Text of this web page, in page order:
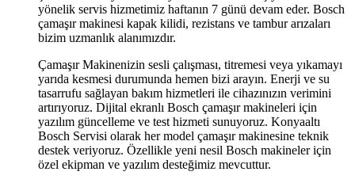
yönelik servis hizmetimiz haftanın 7 günü devam eder. Bosch
çamaşır makinesi kapak kilidi, rezistans ve tambur arızaları
bizim uzmanlık alanımızdır.
Çamaşır Makinenizin sesli çalışması, titremesi veya yıkamayı
yarıda kesmesi durumunda hemen bizi arayın. Enerji ve su
tasarrufu sağlayan bakım hizmetleri ile cihazınızın verimini
artırıyoruz. Dijital ekranlı Bosch çamaşır makineleri için
yazılım güncelleme ve test hizmeti sunuyoruz. Konyaaltı
Bosch Servisi olarak her model çamaşır makinesine teknik
destek veriyoruz. Özellikle yeni nesil Bosch makineler için
özel ekipman ve yazılım desteğimiz mevcuttur.